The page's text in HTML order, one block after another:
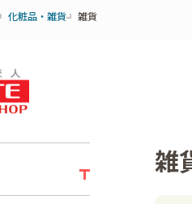
化粧品・雑貨 雑貨
雑